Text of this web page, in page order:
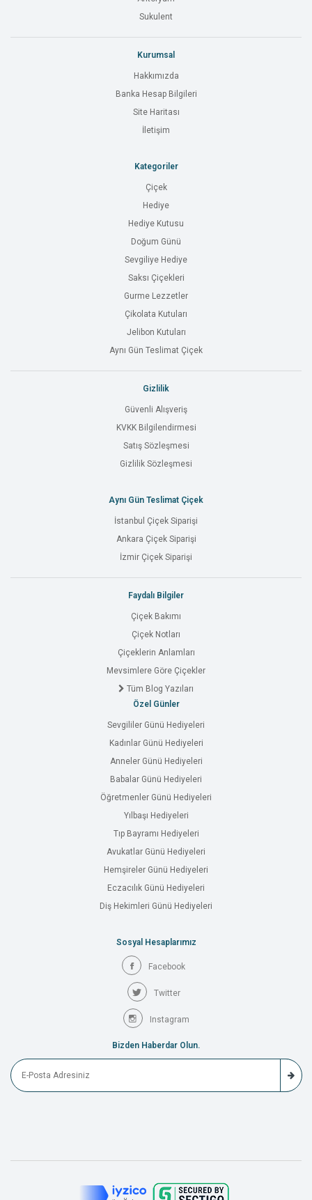
Sukulent
Kurumsal
Hakkımızda
Banka Hesap Bilgileri
Site Haritası
İletişim
Kategoriler
Çiçek
Hediye
Hediye Kutusu
Doğum Günü
Sevgiliye Hediye
Saksı Çiçekleri
Gurme Lezzetler
Çikolata Kutuları
Jelibon Kutuları
Aynı Gün Teslimat Çiçek
Gizlilik
Güvenli Alışveriş
KVKK Bilgilendirmesi
Satış Sözleşmesi
Gizlilik Sözleşmesi
Aynı Gün Teslimat Çiçek
İstanbul Çiçek Siparişi
Ankara Çiçek Siparişi
İzmir Çiçek Siparişi
Faydalı Bilgiler
Çiçek Bakımı
Çiçek Notları
Çiçeklerin Anlamları
Mevsimlere Göre Çiçekler
Tüm Blog Yazıları
Özel Günler
Sevgililer Günü Hediyeleri
Kadınlar Günü Hediyeleri
Anneler Günü Hediyeleri
Babalar Günü Hediyeleri
Öğretmenler Günü Hediyeleri
Yılbaşı Hediyeleri
Tıp Bayramı Hediyeleri
Avukatlar Günü Hediyeleri
Hemşireler Günü Hediyeleri
Eczacılık Günü Hediyeleri
Diş Hekimleri Günü Hediyeleri
Sosyal Hesaplarımız
Facebook
Twitter
Instagram
Bizden Haberdar Olun.